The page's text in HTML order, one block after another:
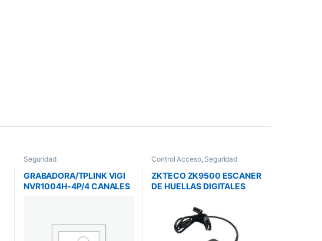
Seguridad
GRABADORA/TPLINK VIGI
NVR1004H-4P/4 CANALES
Control Acceso, Seguridad
ZKTECO ZK9500 ESCANER
DE HUELLAS DIGITALES